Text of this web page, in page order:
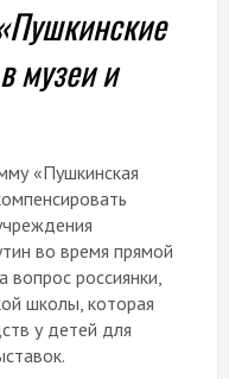
музеи и
«Пушкинская
во время прямой
вопрос россиянки,
школы, которая
у детей для